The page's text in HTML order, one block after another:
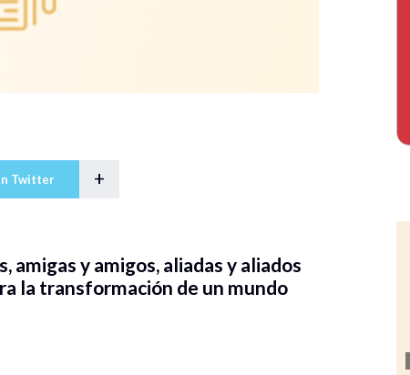
Twitter +
amigas y amigos, aliadas y aliados
la transformación de un mundo